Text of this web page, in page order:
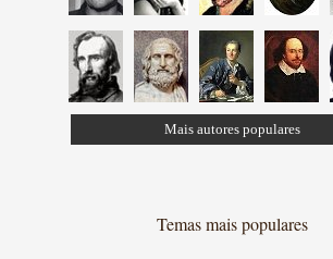
Mais autores populares
Temas mais populares